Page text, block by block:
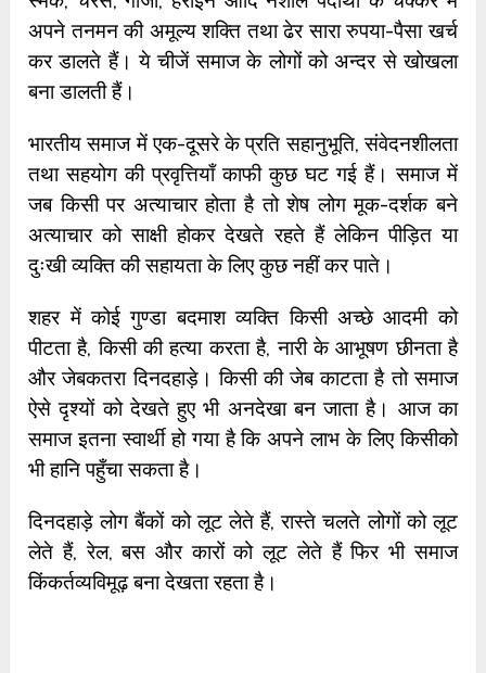
अपने तनमन की अमूल्य शक्ति तथा ढेर सारा रुपया-पैसा खर्च
कर डालते हैं। ये चीजें समाज के लोगों को अन्दर से खोखला
बना डालती हैं।
भारतीय समाज में एक-दूसरे के प्रति सहानुभूति, संवेदनशीलता
तथा सहयोग की प्रवृत्तियाँ काफी कुछ घट गई हैं। समाज में
जब किसी पर अत्याचार होता है तो शेष लोग मूक-दर्शक बने
अत्याचार को साक्षी होकर देखते रहते हैं लेकिन पीड़ित या
दुःखी व्यक्ति की सहायता के लिए कुछ नहीं कर पाते।
शहर में कोई गुण्डा बदमाश व्यक्ति किसी अच्छे आदमी को
पीटता है, किसी की हत्या करता है, नारी के आभूषण छीनता है
और जेबकतरा दिनदहाड़े। किसी की जेब काटता है तो समाज
ऐसे दृश्यों को देखते हुए भी अनदेखा बन जाता है। आज का
समाज इतना स्वार्थी हो गया है कि अपने लाभ के लिए किसीको
भी हानि पहुँचा सकता है।
दिनदहाड़े लोग बैंकों को लूट लेते हैं, रास्ते चलते लोगों को लूट
लेते हैं, रेल, बस और कारों को लूट लेते हैं फिर भी समाज
किंकर्तव्यविमूढ़ बना देखता रहता है।